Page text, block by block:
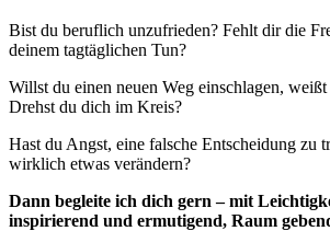
Bist du beruflich unzufrieden? Fehlt dir die
deinem tagtäglichen Tun?
Willst du einen neuen Weg einschlagen,
Drehst du dich im Kreis?
Hast du Angst, eine falsche Entscheidung zu
wirklich etwas verändern?
Dann begleite ich dich gern – mit
inspirierend und ermutigend, Raum